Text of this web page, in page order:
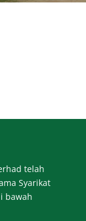
telah
Syarikat
bawah